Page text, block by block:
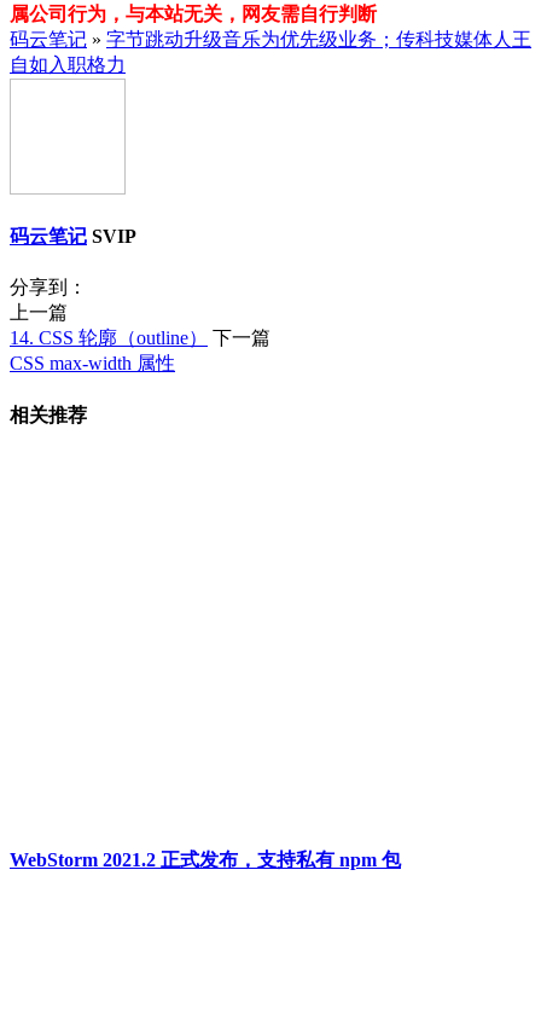
属公司行为，与本站无关，网友需自行判断
码云笔记 » 字节跳动升级音乐为优先级业务；传科技媒体人王
自如入职格力
码云笔记 SVIP
分享到：
上一篇
14. CSS 轮廓（outline）
下一篇
CSS max-width 属性
相关推荐
WebStorm 2021.2 正式发布，支持私有 npm 包